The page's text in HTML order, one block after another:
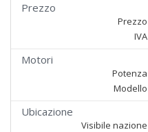
Prezzo
Prezzo
IVA
Motori
Potenza
Modello
Ubicazione
Visibile nazione